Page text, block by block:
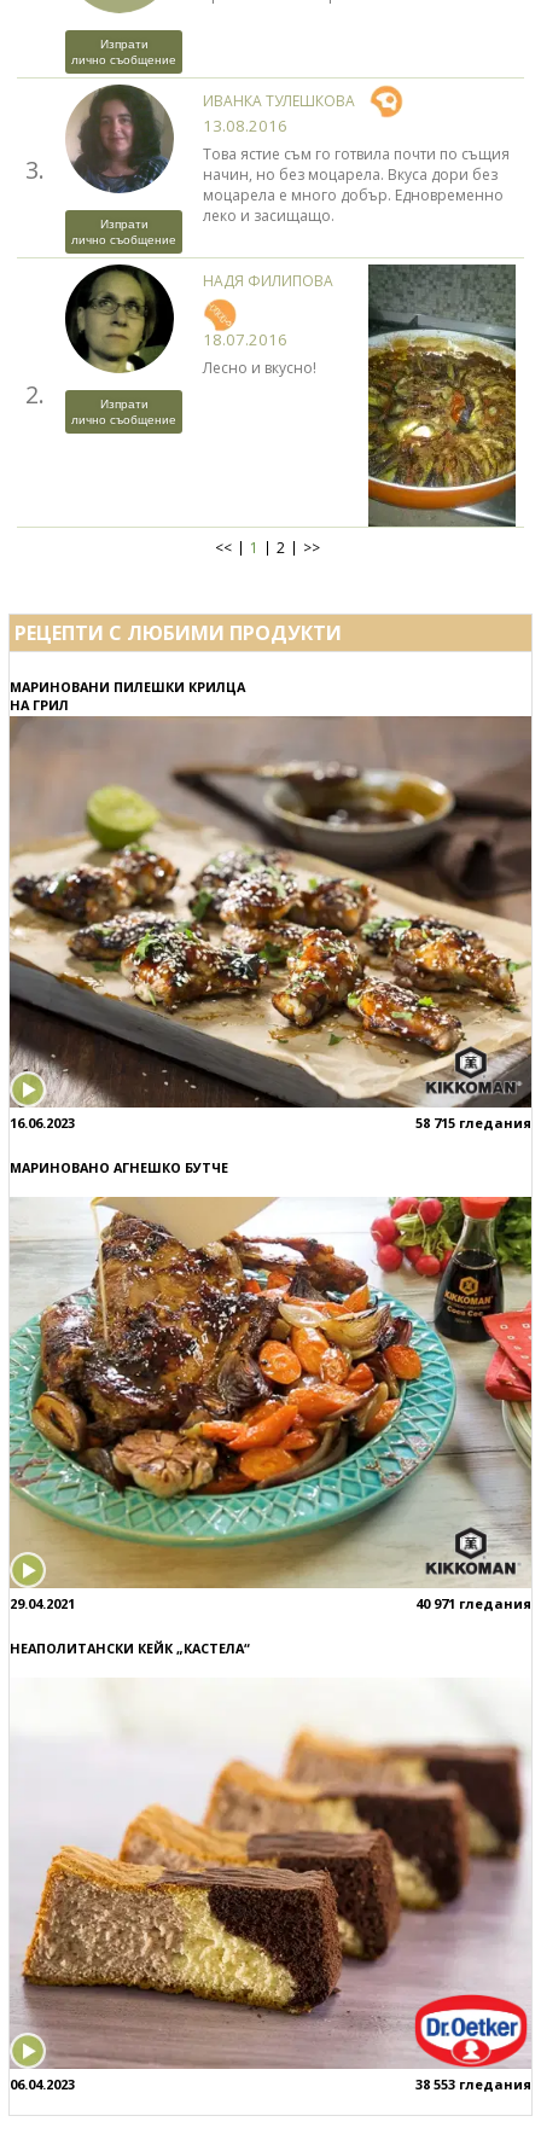
Изпрати
лично съобщение
3.
Изпрати
лично съобщение
ИВАНКА ТУЛЕШКОВА
13.08.2016
Това ястие съм го готвила почти по същия
начин, но без моцарела. Вкуса дори без
моцарела е много добър. Едновременно
леко и засищащо.
2.
Изпрати
лично съобщение
НАДЯ ФИЛИПОВА
18.07.2016
Лесно и вкусно!
<< 1 2 >>
РЕЦЕПТИ С ЛЮБИМИ ПРОДУКТИ
МАРИНОВАНИ ПИЛЕШКИ КРИЛЦА
НА ГРИЛ
16.06.2023 58 715 гледания
МАРИНОВАНО АГНЕШКО БУТЧЕ
29.04.2021 40 971 гледания
НЕАПОЛИТАНСКИ КЕЙК „КАСТЕЛА“
06.04.2023 38 553 гледания